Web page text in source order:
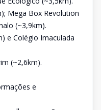
Mega Box Revolution
(~3,9km).
e Colégio Imaculada
(~2,6km).
e